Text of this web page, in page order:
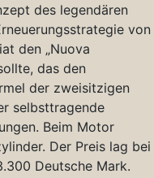
des legendären
von
den „Nuova
das den
der zweisitzigen
selbsttragende
Beim Motor
Der Preis lag bei
Deutsche Mark.